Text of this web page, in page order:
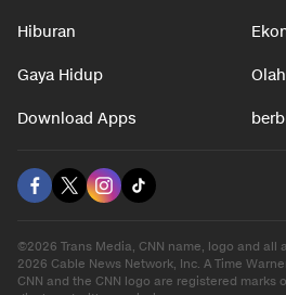
Hiburan
Gaya Hidup
Download Apps
©2026 Trans Media, CNN name, logo and all
2026 Cable News Network, Inc. A Time
CNN and the CNN logo are registered marks